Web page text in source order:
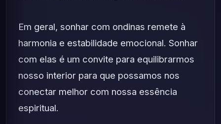
Em geral, sonhar com ondinas remete à
harmonia e estabilidade emocional. Sonhar
com elas é um convite para equilibrarmos
nosso interior para que possamos nos
conectar melhor com nossa essência
espiritual.